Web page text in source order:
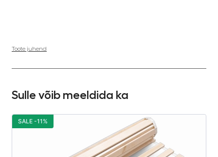
Toote juhend
Sulle võib meeldida ka
SALE -11%